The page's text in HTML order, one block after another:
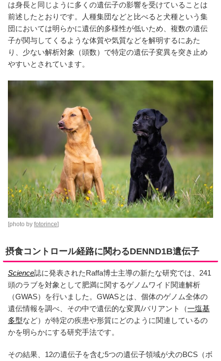
は身長と同じように多くの遺伝子の影響を受けていることは
前述したとおりです。人種集団などと比べると犬種という集
団においては明らかに遺伝的多様性が低いため、複数の遺伝
子が関与してくるような体質や気質などを解明するにあた
り、少ない解析対象（頭数）で特定の遺伝子変異を突き止め
やすいとされています。
[photo by fotorince]
摂食コントロール経路に関わるDENND1B遺伝子
Science誌に発表されたRaffa博士主導の新たな研究では、241
頭のラブを対象として肥満に関するゲノムワイド関連解析
（GWAS）を行いました。GWASとは、個体のゲノム全体の
遺伝情報を調べ、その中で遺伝的な変異/バリアント（一塩基
多型など）が特定の疾患や形質にどのように関連しているの
かを明らかにする研究手法です。
その結果、12の遺伝子を含む5つの遺伝子領域が犬のBCS（ボ